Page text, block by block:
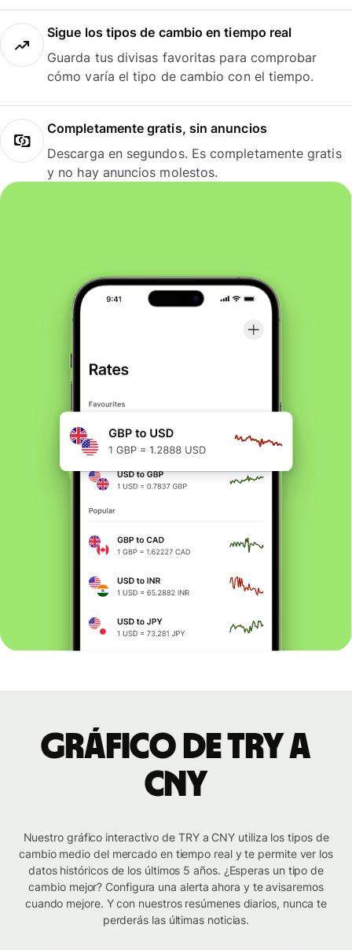
Sigue los tipos de cambio en tiempo real
Guarda tus divisas favoritas para comprobar
cómo varía el tipo de cambio con el tiempo.
Completamente gratis, sin anuncios
Descarga en segundos. Es completamente gratis
y no hay anuncios molestos.
Gráfico de TRY a
CNY
Nuestro gráfico interactivo de TRY a CNY utiliza los tipos de
cambio medio del mercado en tiempo real y te permite ver los
datos históricos de los últimos 5 años. ¿Esperas un tipo de
cambio mejor? Configura una alerta ahora y te avisaremos
cuando mejore. Y con nuestros resúmenes diarios, nunca te
perderás las últimas noticias.